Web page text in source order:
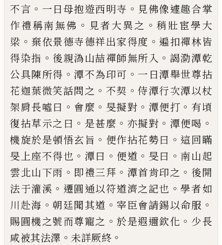
不言 。 一日母抱遊西明寺 。 見佛像遽趣合掌
作禮稱南無佛 。 見者大異之 。稍壯宦學大
梁 。 棄依景德寺德祥出家得度 。 遍扣禪林皆
得染指 。 後親溈山喆禪師無所入 。 謁泐潭乾
公具陳所得 。 潭不為印可 。 一日潭舉世尊拈
花迦葉微笑話問之 。 不契 。侍潭行次潭以杖
架肩長噓曰 。 會麼 。 旻擬對 。 潭便打 。 有頃
復拈草示之曰 。 是甚麼 。 亦擬對 。 潭便喝 。
機旋於是頓悟玄旨 。 便作拈花勢曰 。 這回瞞
旻上座不得也 。 潭曰 。 便道 。 旻曰 。 南山起
雲北山下雨 。 即禮三拜 。 潭首肯印之 。 後開
法于灌溪 。 遷圓通以符道濟之記也 。學者如
川赴海 。朝廷聞其道 。 宰臣會請錫以命服 。
賜圓機之號而尊寵之 。 於是遐邇欽化 。 少長
咸被其法澤 。 未詳厥終 。